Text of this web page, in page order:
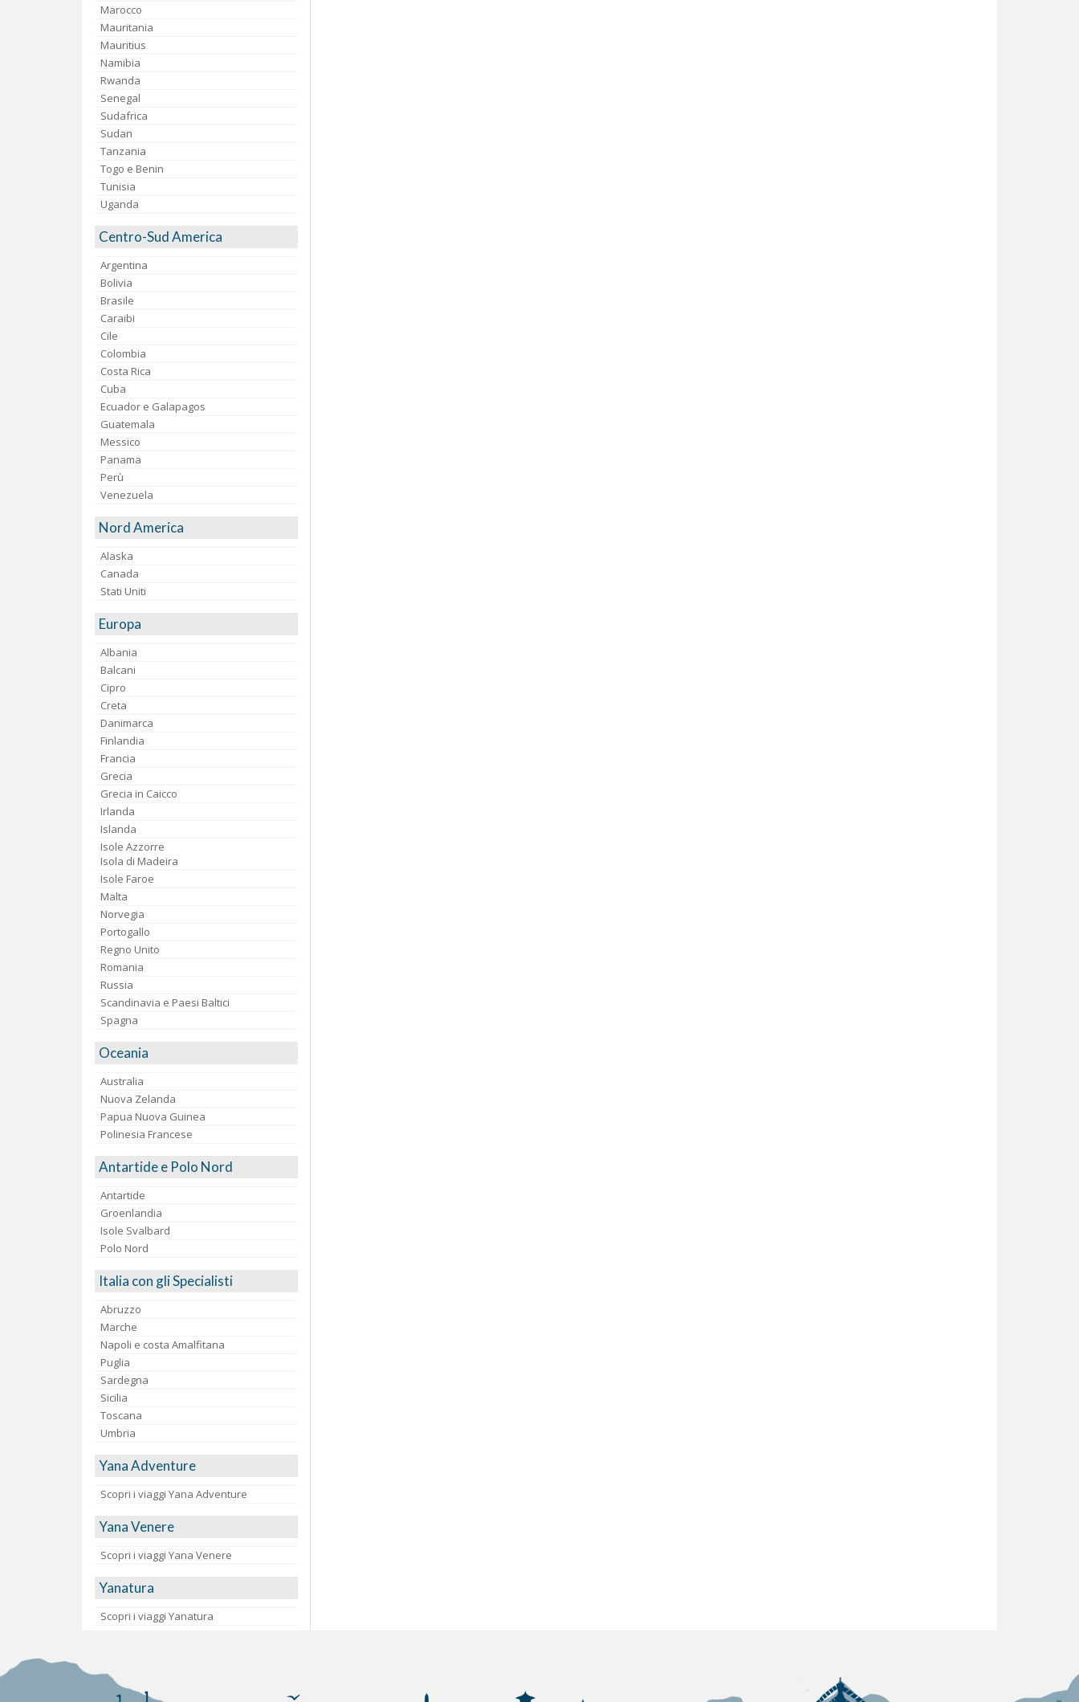
Marocco
Mauritania
Mauritius
Namibia
Rwanda
Senegal
Sudafrica
Sudan
Tanzania
Togo e Benin
Tunisia
Uganda
Centro-Sud America
Argentina
Bolivia
Brasile
Caraibi
Cile
Colombia
Costa Rica
Cuba
Ecuador e Galapagos
Guatemala
Messico
Panama
Perù
Venezuela
Nord America
Alaska
Canada
Stati Uniti
Europa
Albania
Balcani
Cipro
Creta
Danimarca
Finlandia
Francia
Grecia
Grecia in Caicco
Irlanda
Islanda
Isole Azzorre
Isola di Madeira
Isole Faroe
Malta
Norvegia
Portogallo
Regno Unito
Romania
Russia
Scandinavia e Paesi Baltici
Spagna
Oceania
Australia
Nuova Zelanda
Papua Nuova Guinea
Polinesia Francese
Antartide e Polo Nord
Antartide
Groenlandia
Isole Svalbard
Polo Nord
Italia con gli Specialisti
Abruzzo
Marche
Napoli e costa Amalfitana
Puglia
Sardegna
Sicilia
Toscana
Umbria
Yana Adventure
Scopri i viaggi Yana Adventure
Yana Venere
Scopri i viaggi Yana Venere
Yanatura
Scopri i viaggi Yanatura